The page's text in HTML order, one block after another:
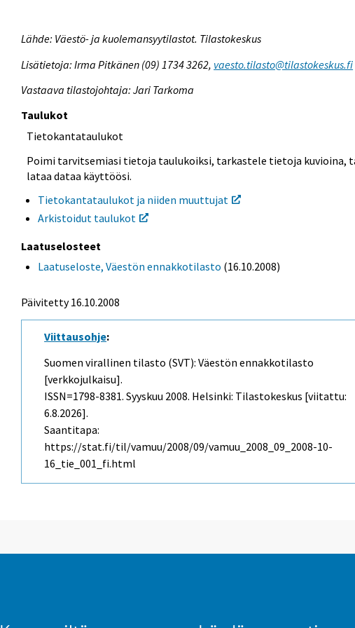
Lähde: Väestö- ja kuolemansyytilastot. Tilastokeskus
Lisätietoja: Irma Pitkänen (09) 1734 3262, vaesto.tilasto@tilastokeskus.fi
Vastaava tilastojohtaja: Jari Tarkoma
Taulukot
Tietokantataulukot
Poimi tarvitsemiasi tietoja taulukoiksi, tarkastele tietoja kuvioina,
lataa dataa käyttöösi.
Tietokantataulukot ja niiden muuttujat
Arkistoidut taulukot
Laatuselosteet
Laatuseloste, Väestön ennakkotilasto (16.10.2008)
Päivitetty 16.10.2008
Viittausohje:
Suomen virallinen tilasto (SVT): Väestön ennakkotilasto
[verkkojulkaisu].
ISSN=1798-8381.Syyskuu 2008. Helsinki: Tilastokeskus [viitattu:
6.8.2026].
Saantitapa:
https://stat.fi/til/vamuu/2008/09/vamuu_2008_09_2008-10-
16_tie_001_fi.html